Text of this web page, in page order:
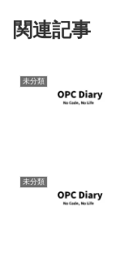
関連記事
未分類
未分類